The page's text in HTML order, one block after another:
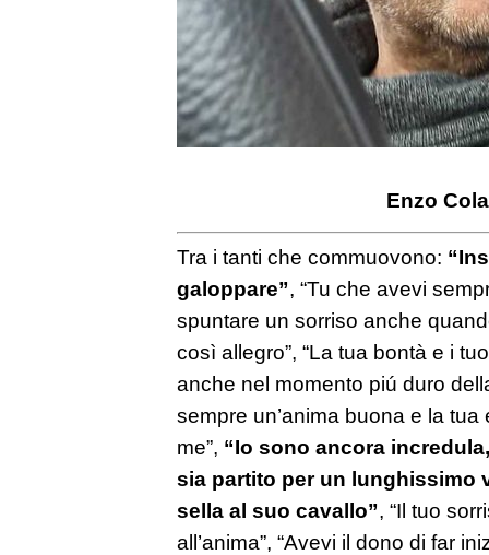
Enzo
Tra i tanti che commuovono: “I
galoppare”, “Tu che avevi
spuntare un sorriso anche
così allegro”, “La tua bontà e i
anche nel momento piú duro
sempre un’anima buona e la
me”, “Io sono ancora
sia partito per un lunghissimo
sella al suo cavallo”, “Il tuo
all’anima”, “Avevi il dono di far